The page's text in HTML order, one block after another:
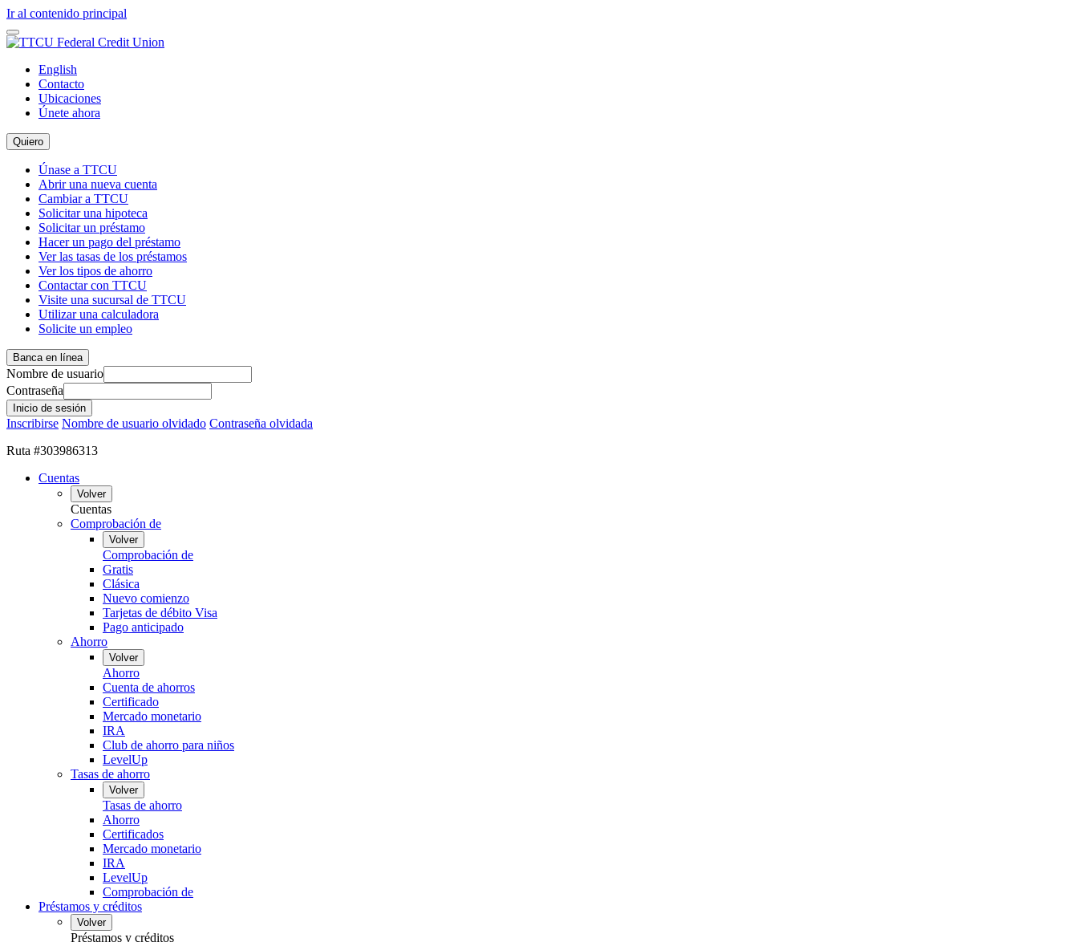
Ir al contenido principal
English
Contacto
Ubicaciones
Únete ahora
Quiero
Únase a TTCU
Abrir una nueva cuenta
Cambiar a TTCU
Solicitar una hipoteca
Solicitar un préstamo
Hacer un pago del préstamo
Ver las tasas de los préstamos
Ver los tipos de ahorro
Contactar con TTCU
Visite una sucursal de TTCU
Utilizar una calculadora
Solicite un empleo
Banca en línea
Nombre de usuario
Contraseña
Inscribirse Nombre de usuario olvidado Contraseña olvidada
Ruta #303986313
Cuentas
Volver
Cuentas
Comprobación de
Volver
Comprobación de
Gratis
Clásica
Nuevo comienzo
Tarjetas de débito Visa
Pago anticipado
Ahorro
Volver
Ahorro
Cuenta de ahorros
Certificado
Mercado monetario
IRA
Club de ahorro para niños
LevelUp
Tasas de ahorro
Volver
Tasas de ahorro
Ahorro
Certificados
Mercado monetario
IRA
LevelUp
Comprobación de
Préstamos y créditos
Volver
Préstamos y créditos